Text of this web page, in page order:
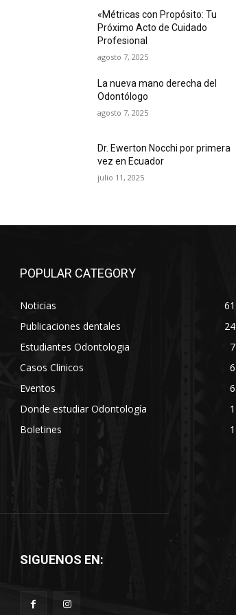
«Métricas con Propósito: Tu
Próximo Acto de Cuidado
Profesional
agosto 7, 2025
La nueva mano derecha del
Odontólogo
agosto 7, 2025
Dr. Ewerton Nocchi por primera
vez en Ecuador
julio 11, 2025
POPULAR CATEGORY
Noticias
61
Publicaciones dentales
24
Estudiantes Odontologia
7
Casos Clinicos
6
Eventos
6
Donde estudiar Odontología
1
Boletines
1
SIGUENOS EN: